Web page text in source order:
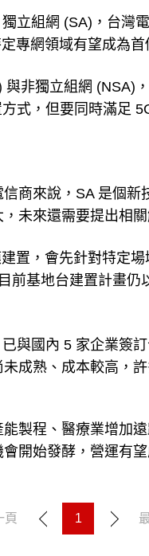
立組網 (SA)，台灣
專網領域有望成為
非獨立組網 (NSA)
式，但要同時滿足
商來說，SA 是個
未來還需要提出相
置，會先針對特定
前基地台建置計畫
與國內 5 家企業簽
成熟、成本較高，
製程、醫療業增加
開始發酵，營運有望
頁 1